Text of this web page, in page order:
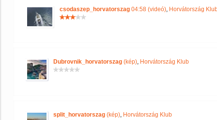
csodaszep_horvatorszag 04:58 (videó), Horvátország
Dubrovnik_horvatorszag (kép), Horvátország Klub
split_horvatorszag (kép), Horvátország Klub